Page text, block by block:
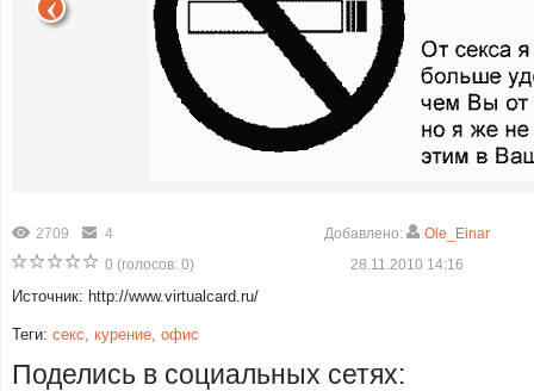
2709
4
0 (голосов: 0)
Добавлено:
Ole_Einar
28.11.2010 14:16
Источник: http://www.virtualcard.ru/
Теги: секс, курение, офис
Поделись в социальных сетях: